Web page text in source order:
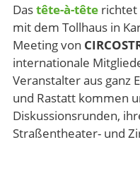
Dastête-à-tête richtet
mit dem Tollhaus in
Meeting von
internationale
Veranstalter aus ganz
und Rastatt kommen
Diskussionsrunden,
Straßentheater- und